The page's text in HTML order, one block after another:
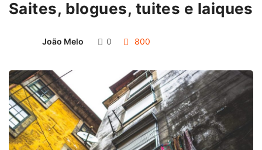
Saites, blogues, tuites e laiques
João Melo 0 800